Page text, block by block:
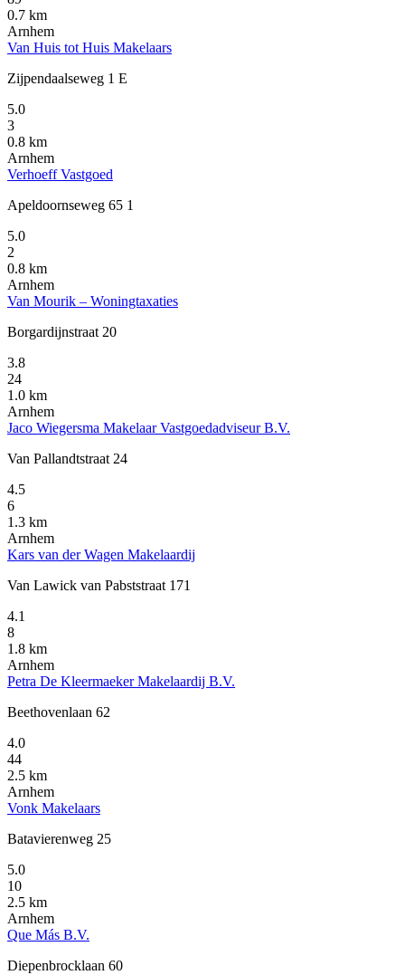
0.7 km
Arnhem
Van Huis tot Huis Makelaars
Zijpendaalseweg 1 E
5.0
3
0.8 km
Arnhem
Verhoeff Vastgoed
Apeldoornseweg 65 1
5.0
2
0.8 km
Arnhem
Van Mourik – Woningtaxaties
Borgardijnstraat 20
3.8
24
1.0 km
Arnhem
Jaco Wiegersma Makelaar Vastgoedadviseur B.V.
Van Pallandtstraat 24
4.5
6
1.3 km
Arnhem
Kars van der Wagen Makelaardij
Van Lawick van Pabststraat 171
4.1
8
1.8 km
Arnhem
Petra De Kleermaeker Makelaardij B.V.
Beethovenlaan 62
4.0
44
2.5 km
Arnhem
Vonk Makelaars
Batavierenweg 25
5.0
10
2.5 km
Arnhem
Que Más B.V.
Diepenbrocklaan 60